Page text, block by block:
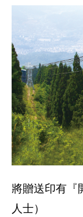
將贈送印有『
人士）